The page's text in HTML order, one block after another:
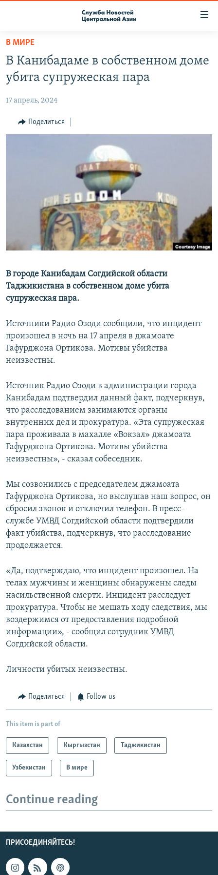
Вернуться
основному
содержанию
Вернутся
навигации
Вернутся
ПОДПИСКА
КОНТАКТЫ
RFE/RL ДИРЕКТ
НАСТОЯЩЕЕ ВРЕМЯ
В МИРЕ
В Канибадаме в собственном доме
убита супружеская пара
17 апрель, 2024
Поделиться
В городе Канибадам Согдийской области
Таджикистана в собственном доме убита
супружеская пара.
Источники Радио Озоди сообщили, что инцидент
произошел в ночь на 17 апреля в джамоате
Гафурджона Ортикова. Мотивы убийства
неизвестны.
Источник Радио Озоди в администрации города
Канибадам подтвердил данный факт, подчеркнув,
что расследованием занимаются органы
внутренних дел и прокуратура. «Эта супружеская
пара проживала в махалле «Вокзал» джамоата
Гафурджона Ортикова. Мотивы убийства
неизвестны», - сказал собеседник.
Мы созвонились с председателем джамоата
Гафурджона Ортикова, но выслушав наш вопрос, он
сбросил звонок и отключил телефон. В пресс-
службе УМВД Согдийской области подтвердили
факт убийства, подчеркнув, что расследование
продолжается.
«Да, подтверждаю, что инцидент произошел. На
телах мужчины и женщины обнаружены следы
насильственной смерти. Инцидент расследует
прокуратура. Чтобы не мешать ходу следствия, мы
воздержимся от предоставления подробной
информации», - сообщил сотрудник УМВД
Согдийской области.
Личности убитых неизвестны.
Поделиться Follow us
This item is part of
Казахстан Кыргызстан Таджикистан
Узбекистан В мире
Continue reading
ПРИСОЕДИНЯЙТЕСЬ!